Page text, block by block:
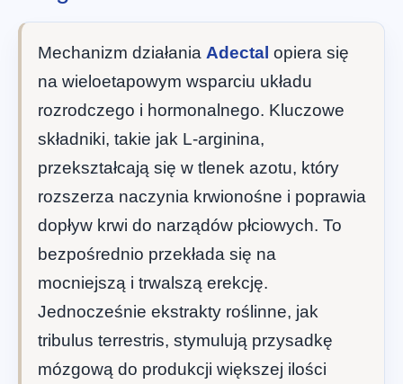
Mechanizm działania Adectal opiera się
na wieloetapowym wsparciu układu
rozrodczego i hormonalnego. Kluczowe
składniki, takie jak L-arginina,
przekształcają się w tlenek azotu, który
rozszerza naczynia krwionośne i poprawia
dopływ krwi do narządów płciowych. To
bezpośrednio przekłada się na
mocniejszą i trwalszą erekcję.
Jednocześnie ekstrakty roślinne, jak
tribulus terrestris, stymulują przysadkę
mózgową do produkcji większej ilości